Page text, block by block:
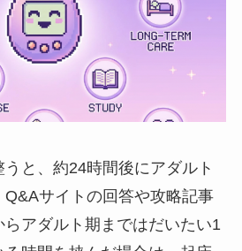
と、約24時間後にアダルト
サイトの回答や攻略記事
アダルト期まではだいたい1